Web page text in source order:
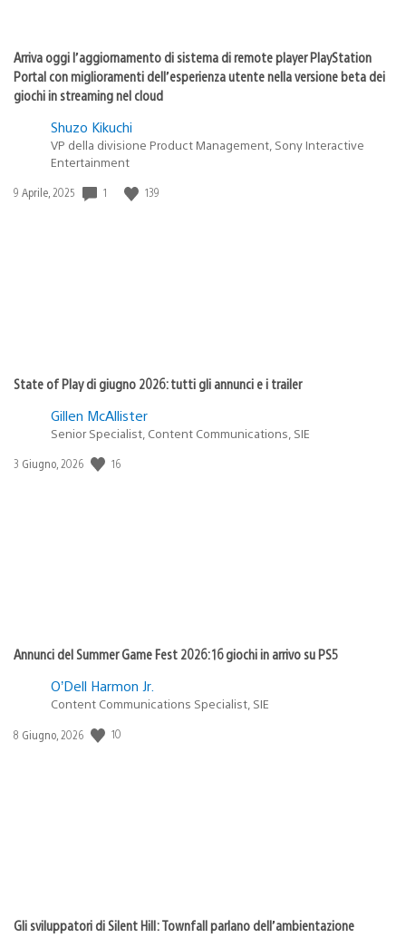
Arriva oggi l’aggiornamento di sistema di remote player PlayStation
Portal con miglioramenti dell’esperienza utente nella versione beta dei
giochi in streaming nel cloud
Shuzo Kikuchi
VP della divisione Product Management, Sony Interactive
Entertainment
Data
9 Aprile, 2025 1 139
State of Play di giugno 2026: tutti gli annunci e i trailer
Gillen McAllister
Senior Specialist, Content Communications, SIE
Data
3 Giugno, 2026 16
Annunci del Summer Game Fest 2026: 16 giochi in arrivo su PS5
O’Dell Harmon Jr.
Content Communications Specialist, SIE
Data
8 Giugno, 2026 10
Gli sviluppatori di Silent Hill: Townfall parlano dell’ambientazione